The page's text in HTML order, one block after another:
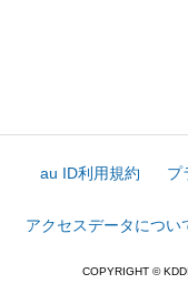
au ID利用規約 プ
アクセスデータについ
COPYRIGHT ©